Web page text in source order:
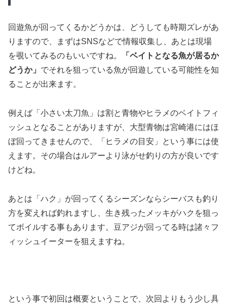
回遊魚が回ってくるかどうかは、どうしても時期ズレがあ
りますので、まずはSNSなどで情報収集し、あとは現場
を覗いてみるのもいいですね。
「ベイトとなる魚が居るか
どうか」 でそれを狙っている魚が回遊している可能性を知
ることが出来ます。
例えば「小さい太刀魚」は割と青物やヒラメのベイトフィ
ッシュとなることがありますが、大型青物は宮崎港にはほ
ぼ回ってきませんので、「ヒラメの目安」という事には使
えます。その場合はルアーより泳がせ釣りの方が良いです
けどね。
あとは「ハク」が回ってくるシーズンならシーバスも釣り
方を変えれば釣れますし、生き残ったメッキがハクを狙っ
てボイルする事もあります。豆アジが回ってる時は諸々フ
ィッシュイーターを狙えますね。
という事で初回は概要ということで、次回よりもう少し具